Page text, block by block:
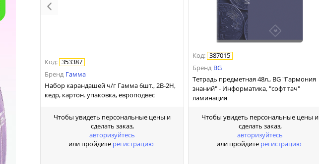
Код: 353387
Бренд Гамма
Набор карандашей ч/г Гамма 6шт., 2B-2H,
кедр, картон. упаковка, европодвес
Чтобы увидеть персональные цены и
сделать заказ,
авторизуйтесь
или пройдите регистрацию
Код: 387015
Бренд BG
Тетрадь предметная 48л., BG "Гармония
знаний" - Информатика, "софт тач"
ламинация
Чтобы увидеть персональные цены и
сделать заказ,
авторизуйтесь
или пройдите регистрацию